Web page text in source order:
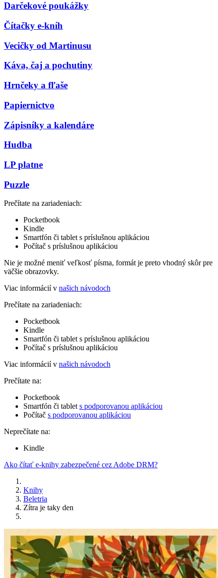
Darčekové poukážky
Čítačky e-kníh
Vecičky od Martinusu
Káva, čaj a pochutiny
Hrnčeky a fľaše
Papiernictvo
Zápisníky a kalendáre
Hudba
LP platne
Puzzle
Prečítate na zariadeniach:
Pocketbook
Kindle
Smartfón či tablet s príslušnou aplikáciou
Počítač s príslušnou aplikáciou
Nie je možné meniť veľkosť písma, formát je preto vhodný skôr pre
väčšie obrazovky.
Viac informácií v našich návodoch
Prečítate na zariadeniach:
Pocketbook
Kindle
Smartfón či tablet s príslušnou aplikáciou
Počítač s príslušnou aplikáciou
Viac informácií v našich návodoch
Prečítate na:
Pocketbook
Smartfón či tablet s podporovanou aplikáciou
Počítač s podporovanou aplikáciou
Neprečítate na:
Kindle
Ako čítať e-knihy zabezpečené cez Adobe DRM?
Knihy
Beletria
Zítra je taky den